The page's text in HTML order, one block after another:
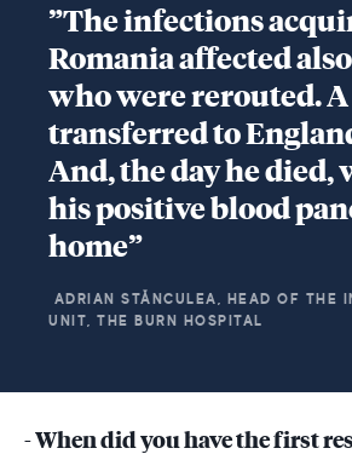
”The infections
Romania affected
who were rerouted.
transferred to
And, the day he died,
his positive blood
home”
ADRIAN STĂNCULEA, HEAD OF THE
UNIT, THE BURN HOSPITAL
- When did you have the first